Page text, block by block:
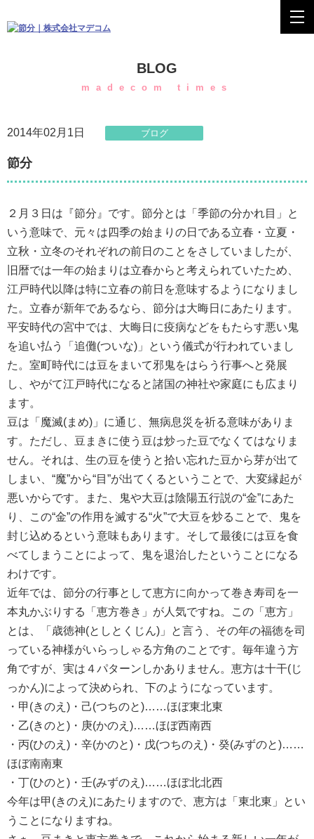
BLOG
madecom times
2014年02月1日 ブログ
節分
２月３日は『節分』です。節分とは「季節の分かれ目」と
いう意味で、元々は四季の始まりの日である立春・立夏・
立秋・立冬のそれぞれの前日のことをさしていましたが、
旧暦では一年の始まりは立春からと考えられていたため、
江戸時代以降は特に立春の前日を意味するようになりまし
た。立春が新年であるなら、節分は大晦日にあたります。
平安時代の宮中では、大晦日に疫病などをもたらす悪い鬼
を追い払う「追儺(ついな)」という儀式が行われていまし
た。室町時代には豆をまいて邪鬼をはらう行事へと発展
し、やがて江戸時代になると諸国の神社や家庭にも広まり
ます。
豆は「魔滅(まめ)」に通じ、無病息災を祈る意味がありま
す。ただし、豆まきに使う豆は炒った豆でなくてはなりま
せん。それは、生の豆を使うと拾い忘れた豆から芽が出て
しまい、“魔”から“目”が出てくるということで、大変縁起が
悪いからです。また、鬼や大豆は陰陽五行説の“金”にあた
り、この“金”の作用を滅する“火”で大豆を炒ることで、鬼を
封じ込めるという意味もあります。そして最後には豆を食
べてしまうことによって、鬼を退治したということになる
わけです。
近年では、節分の行事として恵方に向かって巻き寿司を一
本丸かぶりする「恵方巻き」が人気ですね。この「恵方」
とは、「歳徳神(としとくじん)」と言う、その年の福徳を司
っている神様がいらっしゃる方角のことです。毎年違う方
角ですが、実は４パターンしかありません。恵方は十干(じ
っかん)によって決められ、下のようになっています。
・甲(きのえ)・己(つちのと)……ほぼ東北東
・乙(きのと)・庚(かのえ)……ほぼ西南西
・丙(ひのえ)・辛(かのと)・戊(つちのえ)・癸(みずのと)……
ほぼ南南東
・丁(ひのと)・壬(みずのえ)……ほぼ北北西
今年は甲(きのえ)にあたりますので、恵方は「東北東」とい
うことになりますね。